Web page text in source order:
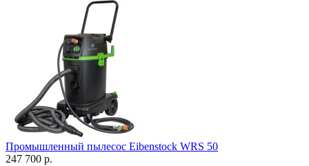
Промышленный пылесос Eibenstock WRS 50
247 700 р.